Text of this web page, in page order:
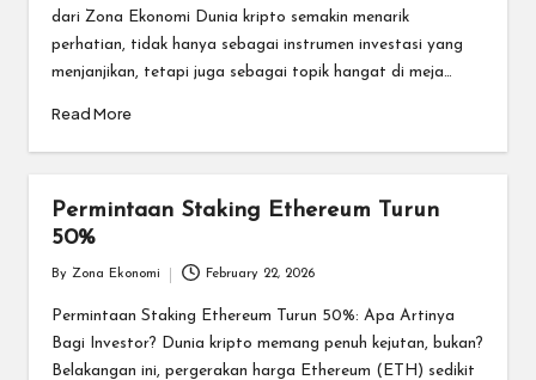
dari Zona Ekonomi Dunia kripto semakin menarik
perhatian, tidak hanya sebagai instrumen investasi yang
menjanjikan, tetapi juga sebagai topik hangat di meja…
Read More
Permintaan Staking Ethereum Turun
50%
by
By Zona Ekonomi February 22, 2026
Permintaan Staking Ethereum Turun 50%: Apa Artinya
Bagi Investor? Dunia kripto memang penuh kejutan, bukan?
Belakangan ini, pergerakan harga Ethereum (ETH) sedikit